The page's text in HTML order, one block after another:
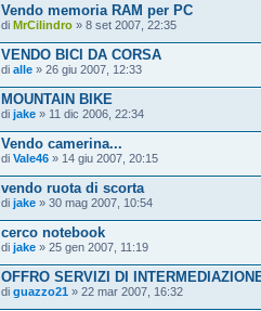
Vendo memoria RAM per PC
di MrCilindro » 8 set 2007, 22:35
VENDO BICI DA CORSA
di alle » 26 giu 2007, 12:33
MOUNTAIN BIKE
di jake » 11 dic 2006, 22:34
Vendo camerina...
di Vale46 » 14 giu 2007, 20:15
vendo ruota di scorta
di jake » 30 mag 2007, 10:54
cerco notebook
di jake » 25 gen 2007, 11:19
OFFRO SERVIZI DI
di guazzo21 » 22 mar 2007, 16:32